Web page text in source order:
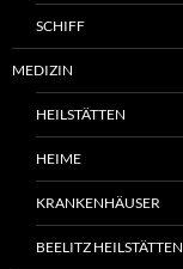
SCHIFF
MEDIZIN
HEILSTÄTTEN
HEIME
KRANKENHÄUSER
BEELITZ HEILSTÄTTEN